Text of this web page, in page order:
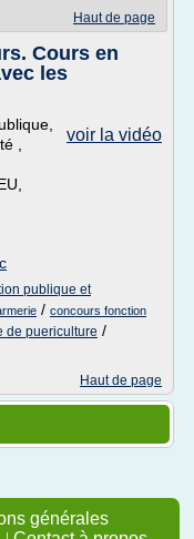
Haut de page
Cours en
les
voir la vidéo
,
publique et
/ concours fonction
de puericulture /
Haut de page
générales